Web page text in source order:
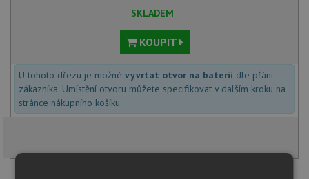
SKLADEM
KOUPIT
U tohoto dřezu je možné vyvrtat otvor na baterii dle přání
zákazníka. Umístění otvoru můžete specifikovat v dalším kroku na
stránce nákupního košíku.